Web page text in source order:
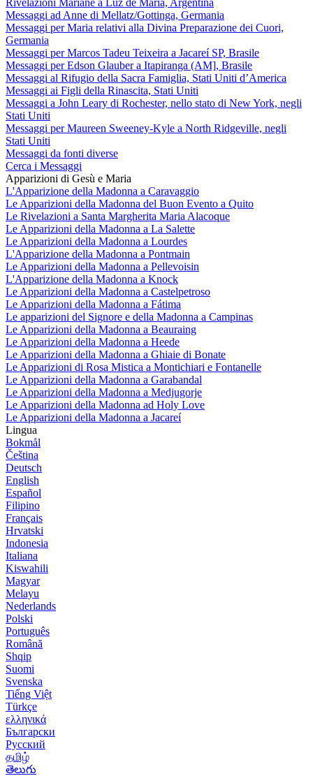
Messaggi ad Anne di Mellatz/Gottinga, Germania
Messaggi per Maria relativi alla Divina Preparazione dei Cuori,
Germania
Messaggi per Marcos Tadeu Teixeira a Jacareí SP, Brasile
Messaggi per Edson Glauber a Itapiranga (AM], Brasile
Messaggi al Rifugio della Sacra Famiglia, Stati Uniti d’America
Messaggi ai Figli della Rinascita, Stati Uniti
Messaggi a John Leary di Rochester, nello stato di New York, negli
Stati Uniti
Messaggi per Maureen Sweeney-Kyle a North Ridgeville, negli
Stati Uniti
Messaggi da fonti diverse
Cerca i Messaggi
Apparizioni di Gesù e Maria
L'Apparizione della Madonna a Caravaggio
Le Apparizioni della Madonna del Buon Evento a Quito
Le Rivelazioni a Santa Margherita Maria Alacoque
Le Apparizioni della Madonna a La Salette
Le Apparizioni della Madonna a Lourdes
L'Apparizione della Madonna a Pontmain
Le Apparizioni della Madonna a Pellevoisin
L'Apparizione della Madonna a Knock
Le Apparizioni della Madonna a Castelpetroso
Le Apparizioni della Madonna a Fátima
Le apparizioni del Signore e della Madonna a Campinas
Le Apparizioni della Madonna a Beauraing
Le Apparizioni della Madonna a Heede
Le Apparizioni della Madonna a Ghiaie di Bonate
Le Apparizioni di Rosa Mistica a Montichiari e Fontanelle
Le Apparizioni della Madonna a Garabandal
Le Apparizioni della Madonna a Medjugorje
Le Apparizioni della Madonna ad Holy Love
Le Apparizioni della Madonna a Jacareí
Lingua
Bokmål
Čeština
Deutsch
English
Español
Filipino
Français
Hrvatski
Indonesia
Italiana
Kiswahili
Magyar
Melayu
Nederlands
Polski
Português
Română
Shqip
Suomi
Svenska
Tiếng Việt
Türkçe
ελληνικά
Български
Русский
தமிழ்
తెలుగు